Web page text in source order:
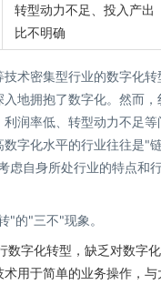
转型动力不足、投入产出
比不明确
术密集型行业的数字化转
地拥抱了数字化。然而，
润率低、转型动力不足等
字化水平的行业往往是"
虑自身所处行业的特点和
"的"三不"现象。
数字化转型，缺乏对数字化
用于简单的业务操作，与